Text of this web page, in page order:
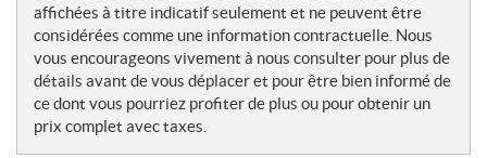
affichées à titre indicatif seulement et ne peuvent être
considérées comme une information contractuelle. Nous
vous encourageons vivement à nous consulter pour plus de
détails avant de vous déplacer et pour être bien informé de
ce dont vous pourriez profiter de plus ou pour obtenir un
prix complet avec taxes.